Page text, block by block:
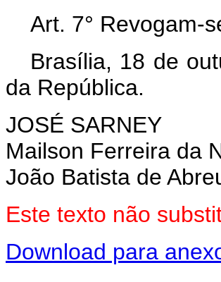
Art. 7° Revogam-
Brasília, 18 de
da República.
JOSÉ SARNEY
Mailson Ferreira da
João Batista de
Este texto não
Download para